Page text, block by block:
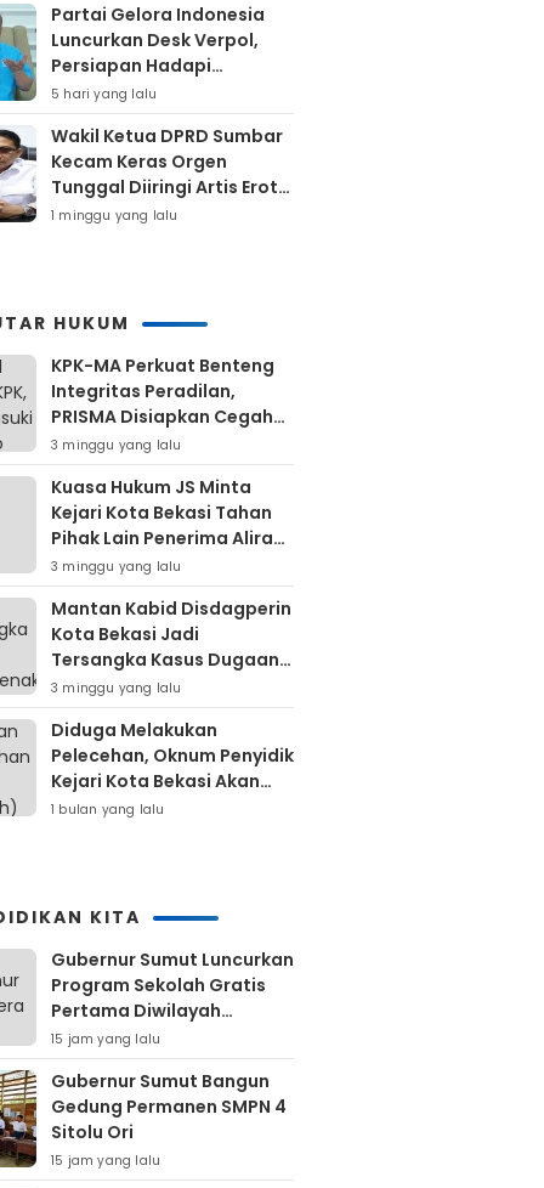
Partai Gelora Indonesia
Luncurkan Desk Verpol,
Persiapan Hadapi
Verifikasi KPU Untuk Pemilu
2029
5 hari yang lalu
Wakil Ketua DPRD Sumbar
Kecam Keras Orgen
Tunggal Diiringi Artis Erotis
Di Kuranji
1 minggu yang lalu
HUKUM
KPK-MA Perkuat Benteng
Integritas Peradilan,
PRISMA Disiapkan Cegah
Korupsi Sejak Hulu
3 minggu yang lalu
Kuasa Hukum JS Minta
Kejari Kota Bekasi Tahan
Pihak Lain Penerima Aliran
Dana Rp80 Juta
3 minggu yang lalu
Mantan Kabid Disdagperin
Kota Bekasi Jadi
Tersangka Kasus Dugaan
Pungli MCK Pasar
Bantargebang
3 minggu yang lalu
Diduga Melakukan
Pelecehan, Oknum Penyidik
Kejari Kota Bekasi Akan
Dilaporkan
1 bulan yang lalu
KITA
Gubernur Sumut Luncurkan
Program Sekolah Gratis
Pertama Diwilayah
Kepulauan Nias
15 jam yang lalu
Gubernur Sumut Bangun
Gedung Permanen SMPN 4
Sitolu Ori
15 jam yang lalu